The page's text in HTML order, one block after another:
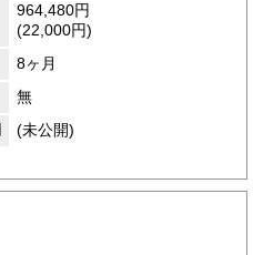
964,480円
(22,000円)
8ヶ月
無
(未公開)